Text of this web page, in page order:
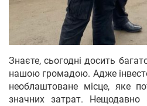
Знаєте, сьогодні досить
нашою громадою. Адже
необлаштоване місце, яке
значних затрат. Нещодавно